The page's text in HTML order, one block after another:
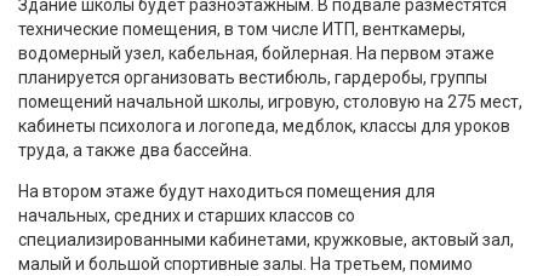
Здание школы будет разноэтажным. В подвале разместятся
технические помещения, в том числе ИТП, венткамеры,
водомерный узел, кабельная, бойлерная. На первом этаже
планируется организовать вестибюль, гардеробы, группы
помещений начальной школы, игровую, столовую на 275 мест,
кабинеты психолога и логопеда, медблок, классы для уроков
труда, а также два бассейна.
На втором этаже будут находиться помещения для
начальных, средних и старших классов со
специализированными кабинетами, кружковые, актовый зал,
малый и большой спортивные залы. На третьем, помимо